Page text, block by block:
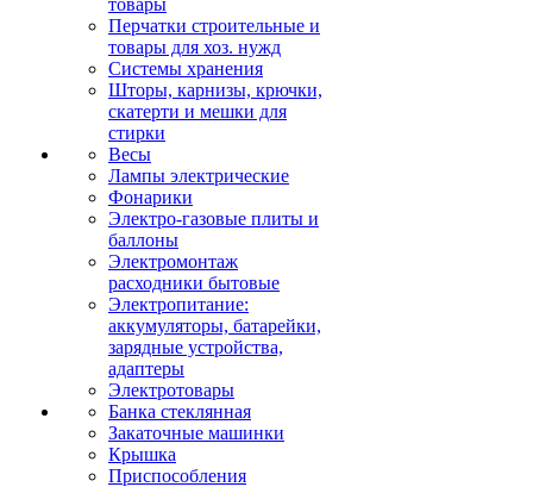
товары
Перчатки строительные и
товары для хоз. нужд
Системы хранения
Шторы, карнизы, крючки,
скатерти и мешки для
стирки
Весы
Лампы электрические
Фонарики
Электро-газовые плиты и
баллоны
Электромонтаж
расходники бытовые
Электропитание:
аккумуляторы, батарейки,
зарядные устройства,
адаптеры
Электротовары
Банка стеклянная
Закаточные машинки
Крышка
Приспособления